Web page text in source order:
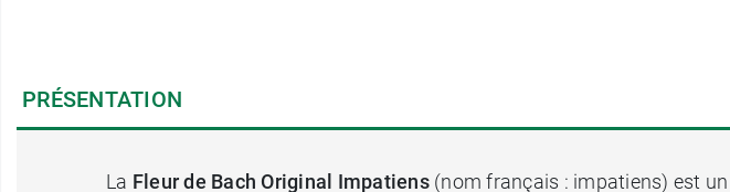
PRÉSENTATION
La Fleur de Bach Original Impatiens(nom français : impatiens) est